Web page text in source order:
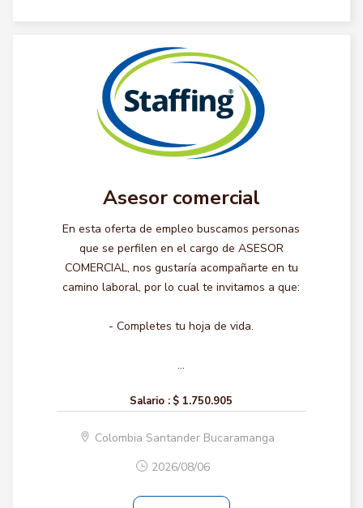
Asesor comercial
En esta oferta de empleo buscamos personas
que se perfilen en el cargo de ASESOR
COMERCIAL, nos gustaría acompañarte en tu
camino laboral, por lo cual te invitamos a que:
- Completes tu hoja de vida.
...
Salario : $ 1.750.905
Colombia Santander Bucaramanga
2026/08/06